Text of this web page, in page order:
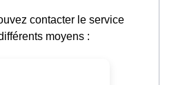
contacter le service
moyens :